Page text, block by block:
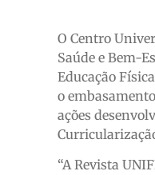
O Centro
Saúde e Bem-
Educação
o
ações
“A Revista